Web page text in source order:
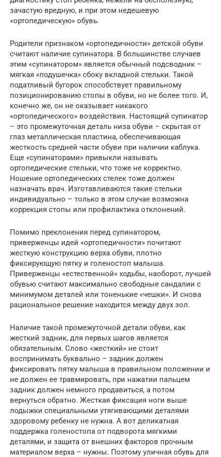
зачастую вредную, и при этом недешевую
«ортопедическую» обувь.
Родители признаком «ортопедичности» детской обуви
считают наличие супинатора. В большинстве случаев
этим «супинатором» является обычный подсводник –
мягкая «подушечка» сбоку вкладной стельки. Такой
податливый бугорок способствует правильному
позиционированию стопы в обуви, но не более того. И,
конечно же, он не оказывает никакого
«ортопедического» воздействия. Настоящий супинатор
– это промежуточная деталь низа обуви – скрытая от
глаз металлическая пластина, обеспечивающая
жесткость средней части обуви при наличии каблука.
Еще «супинаторами» привыкли называть
ортопедические стельки, что тоже не корректно.
Ношение ортопедических стелек тоже должен
назначать врач. Изготавливаются такие стельки
индивидуально – только в этом случае возможна
коррекция стопы или профилактика отклонений.
Помимо преклонения перед супинатором,
приверженцы идей «ортопедичности» почитают
жесткую конструкцию верха обуви, плотно
фиксирующую пятку и голеностоп малыша.
Приверженцы «естественной» ходьбы, наоборот, лучшей
обувью считают максимально свободные сандалии с
минимумом деталей или тоненькие «чешки». И снова
рациональное решение находится между двух зол.
Наличие такой промежуточной детали обуви, как
жесткий задник, для первых шагов является
обязательным. Слово «жесткий» не стоит
воспринимать буквально – задник должен
фиксировать пятку малыша в правильном положении и
не должен ее травмировать, при нажатии пальцем
задник должен немного продавиться, а потом
вернуться обратно. Жесткая фиксация ноги выше
лодыжки специальными утягивающими деталями
здоровому ребенку не нужна. А вот деликатная
поддержка голеностопа от подворота мягкими
деталями, и защита от внешних факторов прочным
материалом верха – нужны. Поэтому уличная обувь для